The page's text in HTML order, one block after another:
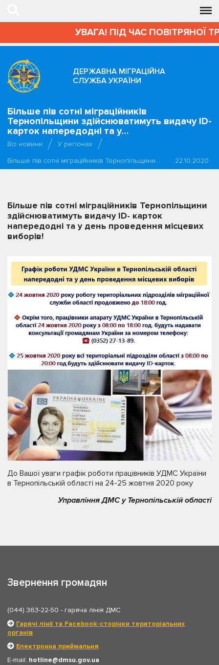
УВАГА! ПІД ЧАС ПОВІТРЯНОЇ
ДЕРЖАВНА МІГРАЦІЙНА
СЛУЖБА УКРАЇНИ
Більше пів сотні міграційників
Тернопільщини здійснюватимуть видачу ID-
карток напередодні та у…
Всі новини
У регіонах
Більше пів сотні міграційників Тернопільщини…
22.10.2020
Більше пів сотні міграційників Тернопільщини
здійснюватимуть видачу ID- карток
напередодні та у день проведення місцевих
виборів!
До Вашої уваги графік роботи працівників УДМС України
в Тернопільській області на 24-25 жовтня 2020 року
Управління ДМС у Тернопільській області
Звернення громадян
(044) 363-22-50 - гаряча лінія ДМС
Гарячі лінії та Facebook-сторінки територіальних
органів
Електронна приймальня
E-mail: hotline
dmsu.gov.ua